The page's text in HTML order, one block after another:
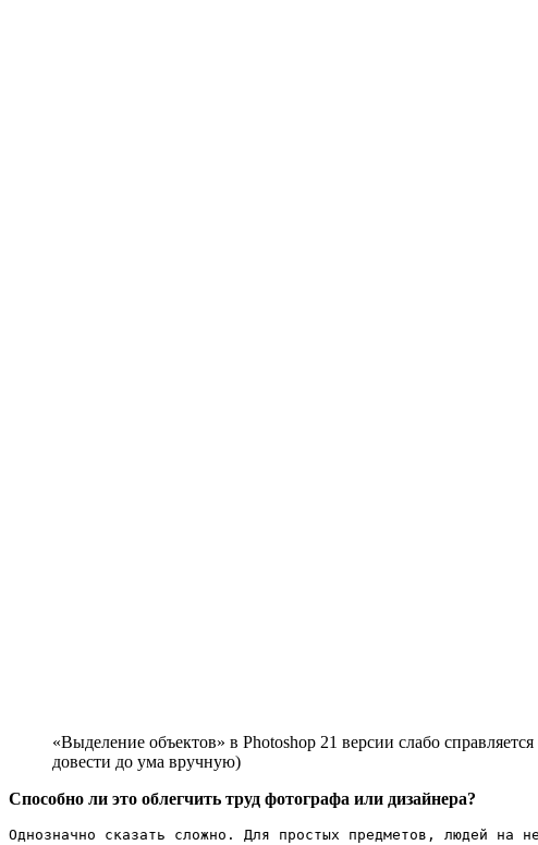
«Выделение объектов» в Photoshop 21 версии слабо
довести до ума вручную)
Способно ли это облегчить труд фотографа или дизайнера?
Однозначно сказать сложно. Для простых предметов, людей на